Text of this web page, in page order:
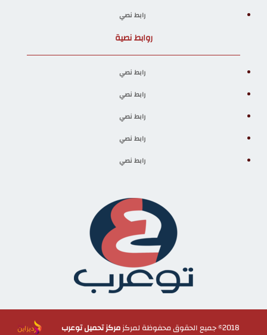
رابط نصي
روابط نصية
رابط نصي
رابط نصي
رابط نصي
رابط نصي
رابط نصي
2018© جميع الحقوق محفوظة لمركز مركز تحميل توعرب